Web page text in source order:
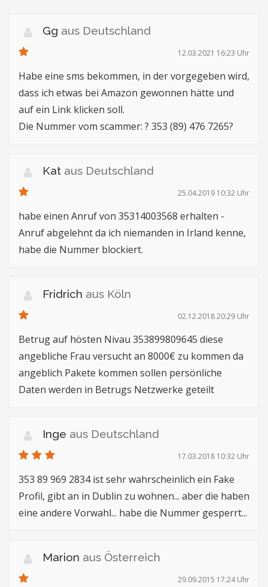
Gg aus Deutschland
12.03.2021 16:23 Uhr
Habe eine sms bekommen, in der vorgegeben wird,
dass ich etwas bei Amazon gewonnen hätte und
auf ein Link klicken soll.
Die Nummer vom scammer: ? 353 (89) 476 7265?
Kat aus Deutschland
25.04.2019 10:32 Uhr
habe einen Anruf von 35314003568 erhalten -
Anruf abgelehnt da ich niemanden in Irland kenne,
habe die Nummer blockiert.
Fridrich aus Köln
02.12.2018 20:29 Uhr
Betrug auf hösten Nivau 353899809645 diese
angebliche Frau versucht an 8000€ zu kommen da
angeblich Pakete kommen sollen persönliche
Daten werden in Betrugs Netzwerke geteilt
Inge aus Deutschland
17.03.2018 10:32 Uhr
353 89 969 2834 ist sehr wahrscheinlich ein Fake
Profil, gibt an in Dublin zu wohnen... aber die haben
eine andere Vorwahl... habe die Nummer gesperrt...
Marion aus Österreich
29.09.2015 17:24 Uhr